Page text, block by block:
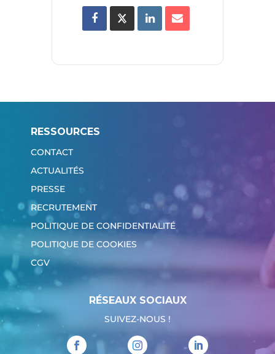
RESSOURCES
CONTACT
ACTUALITÉS
PRESSE
RECRUTEMENT
POLITIQUE DE CONFIDENTIALITÉ
POLITIQUE DE COOKIES
CGV
RÉSEAUX SOCIAUX
SUIVEZ-NOUS !